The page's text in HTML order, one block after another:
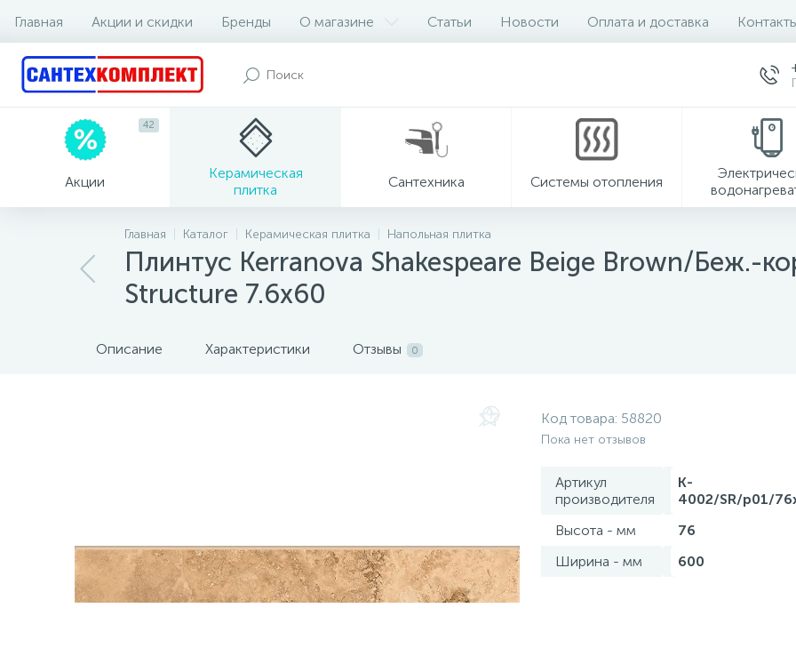
Главная Акции и скидки Бренды О магазине Статьи Новости Оплата и доставка
Акции
42
Керамическая
плитка
Сантехника Системы отопления
Главная Каталог Керамическая плитка Напольная плитка
Плинтус Kerranova Shakespeare Beige Brown/Беж.-
Structure 7.6x60
Описание Характеристики Отзывы 0
Код товара: 58820
Пока нет отзывов
Артикул
производителя
K-
4002/SR/p01/
Высота - мм
76
Ширина - мм
600